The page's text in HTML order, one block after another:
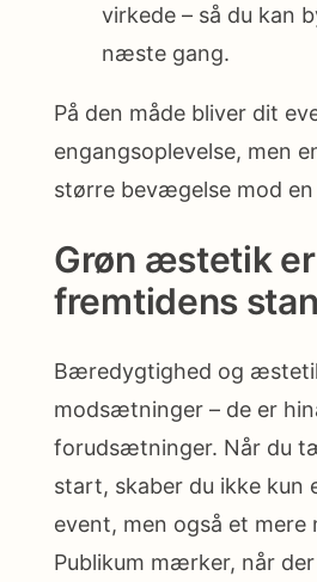
virkede – så du kan
næste gang.
På den måde bliver dit
engangsoplevelse, men
større bevægelse mod
Grøn æstetik er
fremtidens
Bæredygtighed og
modsætninger – de er
forudsætninger. Når du
start, skaber du ikke kun
event, men også et mere
Publikum mærker, når